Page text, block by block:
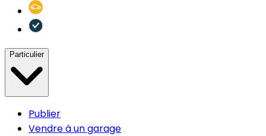
Particulier
Publier
Vendre à un garage